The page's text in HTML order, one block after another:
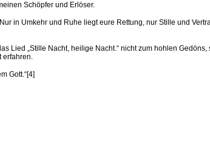
Schöpfer und Erlöser.
in Umkehr und Ruhe liegt eure Rettung, nur Stille und
„Stille Nacht, heilige Nacht.“ nicht zum hohlen
erfahren.
Gott.“[4]